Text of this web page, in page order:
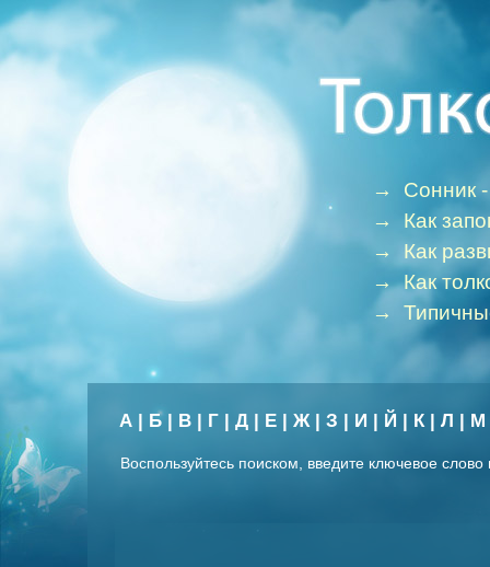
→ Сонник
→ Как
→ Как
→Как
→
А | Б| В | Г | Д | Е | Ж| З | И | Й | К| Л | М
Воспользуйтесь поиском, введите ключевое